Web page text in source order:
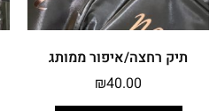
תיק רחצה/איפור ממותג
₪40.00